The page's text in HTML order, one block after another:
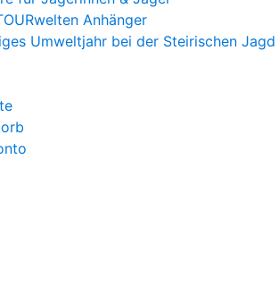
Anhänger
Umweltjahr bei der Steirischen Jagd